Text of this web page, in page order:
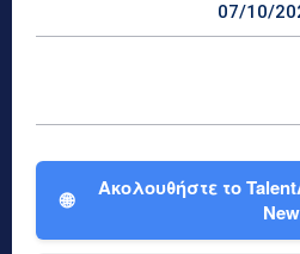
07/10/
🌐
Ακολουθήστε το